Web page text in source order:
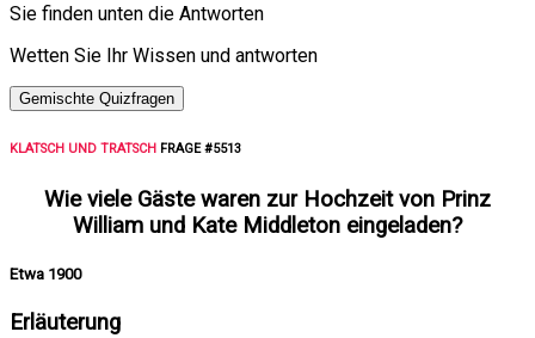
Sie finden unten die Antworten
Wetten Sie Ihr Wissen und antworten
Gemischte Quizfragen
KLATSCH UND TRATSCH FRAGE #5513
Wie viele Gäste waren zur Hochzeit von Prinz
William und Kate Middleton eingeladen?
Etwa 1900
Erläuterung